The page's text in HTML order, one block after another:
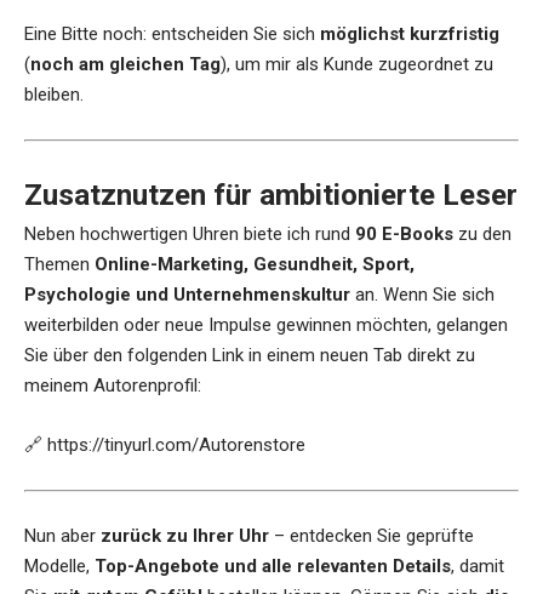
Eine Bitte noch: entscheiden Sie sich möglichst kurzfristig
(noch am gleichen Tag), um mir als Kunde zugeordnet zu
bleiben.
Zusatznutzen für ambitionierte Leser
Neben hochwertigen Uhren biete ich rund 90 E-Books zu den
Themen Online-Marketing, Gesundheit, Sport,
Psychologie und Unternehmenskultur an. Wenn Sie sich
weiterbilden oder neue Impulse gewinnen möchten, gelangen
Sie über den folgenden Link in einem neuen Tab direkt zu
meinem Autorenprofil:
🔗 https://tinyurl.com/Autorenstore
Nun aber zurück zu Ihrer Uhr – entdecken Sie geprüfte
Modelle, Top-Angebote und alle relevanten Details, damit